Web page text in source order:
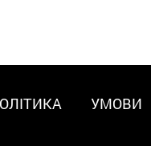
УМОВИ